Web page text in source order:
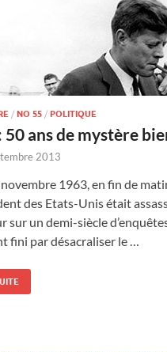
/ NO 55 / POLITIQUE
50 ans de mystère
2013
1963, en fin de
des Etats-Unis était
sur un demi-siècle
fini par désacraliser le …